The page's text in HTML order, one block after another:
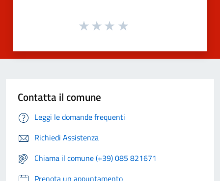
Contatta il comune
Leggi le domande frequenti
Richiedi Assistenza
Chiama il comune (+39) 085 821671